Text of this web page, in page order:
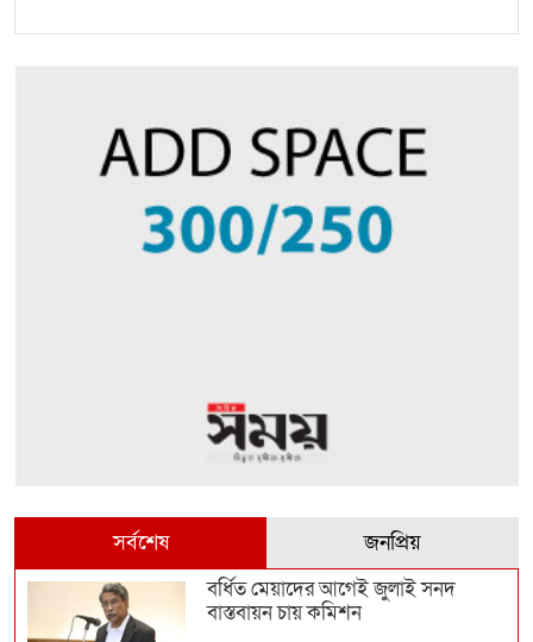
সর্বশেষ
জনপ্রিয়
বর্ধিত মেয়াদের আগেই জুলাই সনদ
বাস্তবায়ন চায় কমিশন